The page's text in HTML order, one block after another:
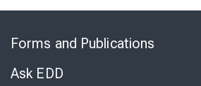
Forms and Publications
Ask EDD